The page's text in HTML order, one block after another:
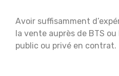
Avoir suffisamment
la vente auprès de BTS
public ou privé en contrat.